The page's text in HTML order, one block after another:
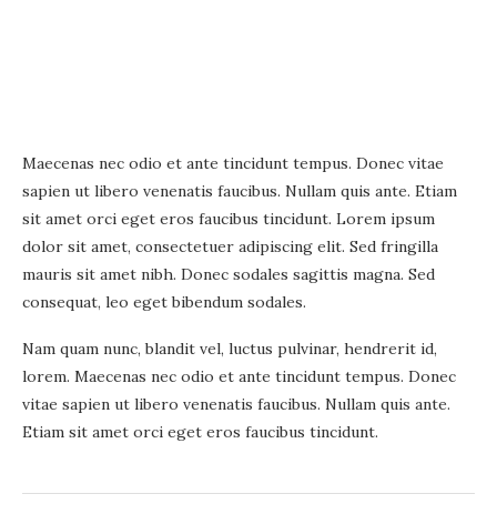
Maecenas nec odio et ante tincidunt tempus. Donec vitae
sapien ut libero venenatis faucibus. Nullam quis ante. Etiam
sit amet orci eget eros faucibus tincidunt. Lorem ipsum
dolor sit amet, consectetuer adipiscing elit. Sed fringilla
mauris sit amet nibh. Donec sodales sagittis magna. Sed
consequat, leo eget bibendum sodales.
Nam quam nunc, blandit vel, luctus pulvinar, hendrerit id,
lorem. Maecenas nec odio et ante tincidunt tempus. Donec
vitae sapien ut libero venenatis faucibus. Nullam quis ante.
Etiam sit amet orci eget eros faucibus tincidunt.